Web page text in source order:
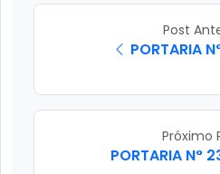
Post
PORTARIA
Próximo
PORTARIA N°